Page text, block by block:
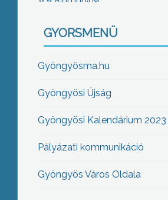
GYORSMENÜ
Gyöngyösma.hu
Gyöngyösi Újság
Gyöngyösi Kalendárium 2023
Pályázati kommunikáció
Gyöngyös Város Oldala